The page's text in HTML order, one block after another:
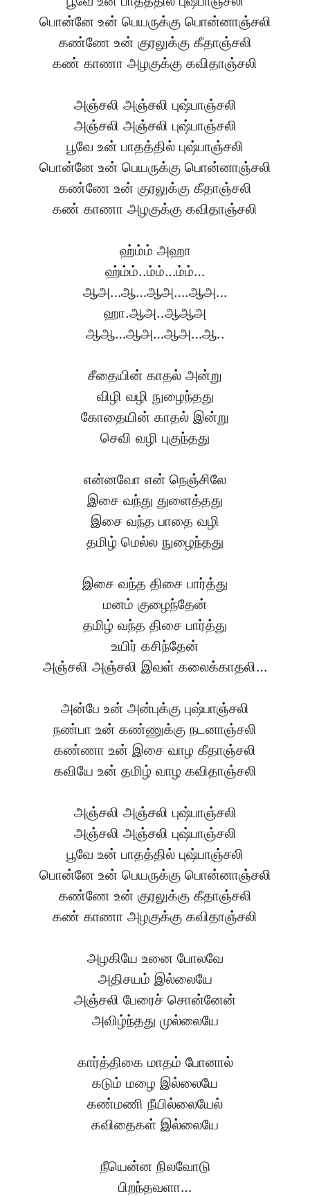
பொன்னே உன் பெயருக்கு பொன்னாஞ்சலி
கண்ணே உன் குரலுக்கு கீதாஞ்சலி
கண் காணா அழகுக்கு கவிதாஞ்சலி
அஞ்சலி அஞ்சலி புஷ்பாஞ்சலி
அஞ்சலி அஞ்சலி புஷ்பாஞ்சலி
பூவே உன் பாதத்தில் புஷ்பாஞ்சலி
பொன்னே உன் பெயருக்கு பொன்னாஞ்சலி
கண்ணே உன் குரலுக்கு கீதாஞ்சலி
கண் காணா அழகுக்கு கவிதாஞ்சலி
ஹ்ம்ம் அஹா
ஹ்ம்ம்..ம்ம்…ம்ம்…
ஆஅ…ஆ…ஆஅ….ஆஅ…
ஹா.ஆஅ..ஆஆஅ
ஆஆ…ஆஅ…ஆஅ…ஆ..
சீதையின் காதல் அன்று
விழி வழி நுழைந்தது
கோதையின் காதல் இன்று
செவி வழி புகுந்தது
என்னவோ என் நெஞ்சிலே
இசை வந்து துளைத்தது
இசை வந்த பாதை வழி
தமிழ் மெல்ல நுழைந்தது
இசை வந்த திசை பார்த்து
மனம் குழைந்தேன்
தமிழ் வந்த திசை பார்த்து
உயிர் கசிந்தேன்
அஞ்சலி அஞ்சலி இவள் கலைக்காதலி…
அன்பே உன் அன்புக்கு புஷ்பாஞ்சலி
நண்பா உன் கண்ணுக்கு நடனாஞ்சலி
கண்ணா உன் இசை வாழ கீதாஞ்சலி
கவியே உன் தமிழ் வாழ கவிதாஞ்சலி
அஞ்சலி அஞ்சலி புஷ்பாஞ்சலி
அஞ்சலி அஞ்சலி புஷ்பாஞ்சலி
பூவே உன் பாதத்தில் புஷ்பாஞ்சலி
பொன்னே உன் பெயருக்கு பொன்னாஞ்சலி
கண்ணே உன் குரலுக்கு கீதாஞ்சலி
கண் காணா அழகுக்கு கவிதாஞ்சலி
அழகியே உனை போலவே
அதிசயம் இல்லையே
அஞ்சலி பேரைச் சொன்னேன்
அவிழ்ந்தது முல்லையே
கார்த்திகை மாதம் போனால்
கடும் மழை இல்லையே
கண்மணி நீயில்லையேல்
கவிதைகள் இல்லையே
நீயென்ன நிலவோடு
பிறந்தவளா…